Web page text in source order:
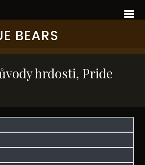
BEARS
hrdosti, Pride